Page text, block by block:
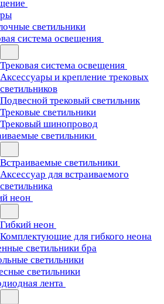
светильники
система освещения
Трековая система освещения
Аксессуары и крепление трековых
светильников
Подвесной трековый светильник
Трековые светильники
Трековый шинопровод
светильники
Встраиваемые светильники
Аксессуар для встраиваемого
светильника
неон
Гибкий неон
Комплектующие для гибкого неона
светильники бра
светильники
светильники
лента